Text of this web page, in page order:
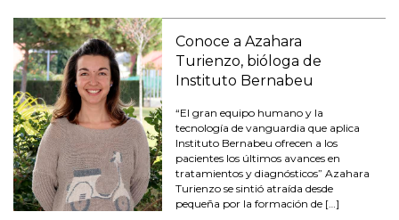
Conoce a Azahara
Turienzo, bióloga de
Instituto Bernabeu
“El gran equipo humano y la
tecnología de vanguardia que aplica
Instituto Bernabeu ofrecen a los
pacientes los últimos avances en
tratamientos y diagnósticos” Azahara
Turienzo se sintió atraída desde
pequeña por la formación de […]